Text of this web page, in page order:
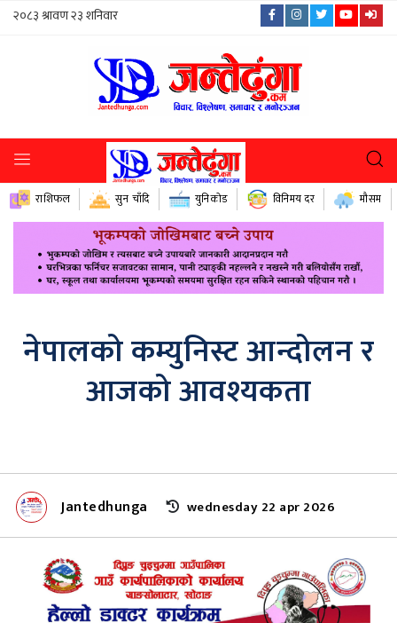
राशिफल सुन चाँदि युनिकोड विनिमय दर मौसम
नेपालको कम्युनिस्ट आन्दोलन र
आजको आवश्यकता
Jantedhunga wednesday 22 apr 2026